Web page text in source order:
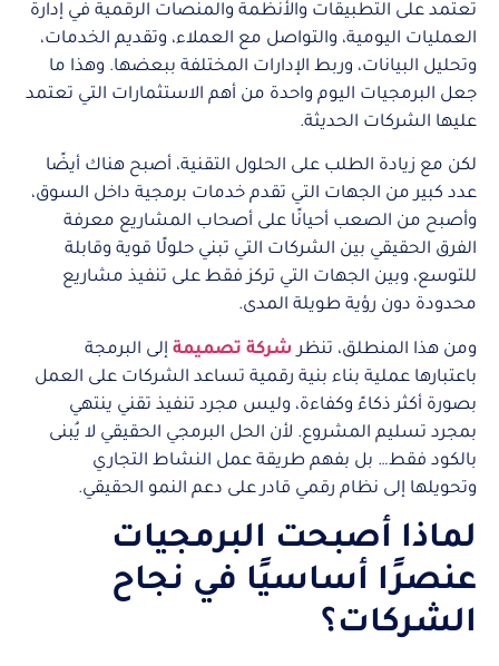
تعتمد على التطبيقات والأنظمة والمنصات الرقمية في إدارة
العمليات اليومية، والتواصل مع العملاء، وتقديم الخدمات،
وتحليل البيانات، وربط الإدارات المختلفة ببعضها. وهذا ما
جعل البرمجيات اليوم واحدة من أهم الاستثمارات التي تعتمد
عليها الشركات الحديثة.
لكن مع زيادة الطلب على الحلول التقنية، أصبح هناك أيضًا
عدد كبير من الجهات التي تقدم خدمات برمجية داخل السوق،
وأصبح من الصعب أحيانًا على أصحاب المشاريع معرفة
الفرق الحقيقي بين الشركات التي تبني حلولًا قوية وقابلة
للتوسع، وبين الجهات التي تركز فقط على تنفيذ مشاريع
محدودة دون رؤية طويلة المدى.
ومن هذا المنطلق، تنظر شركة تصميمة إلى البرمجة
باعتبارها عملية بناء بنية رقمية تساعد الشركات على العمل
بصورة أكثر ذكاءً وكفاءة، وليس مجرد تنفيذ تقني ينتهي
بمجرد تسليم المشروع. لأن الحل البرمجي الحقيقي لا يُبنى
بالكود فقط… بل بفهم طريقة عمل النشاط التجاري
وتحويلها إلى نظام رقمي قادر على دعم النمو الحقيقي.
لماذا أصبحت البرمجيات
عنصرًا أساسيًا في نجاح
الشركات؟